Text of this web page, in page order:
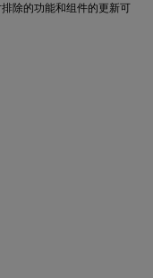
除的功能和组件的更新可